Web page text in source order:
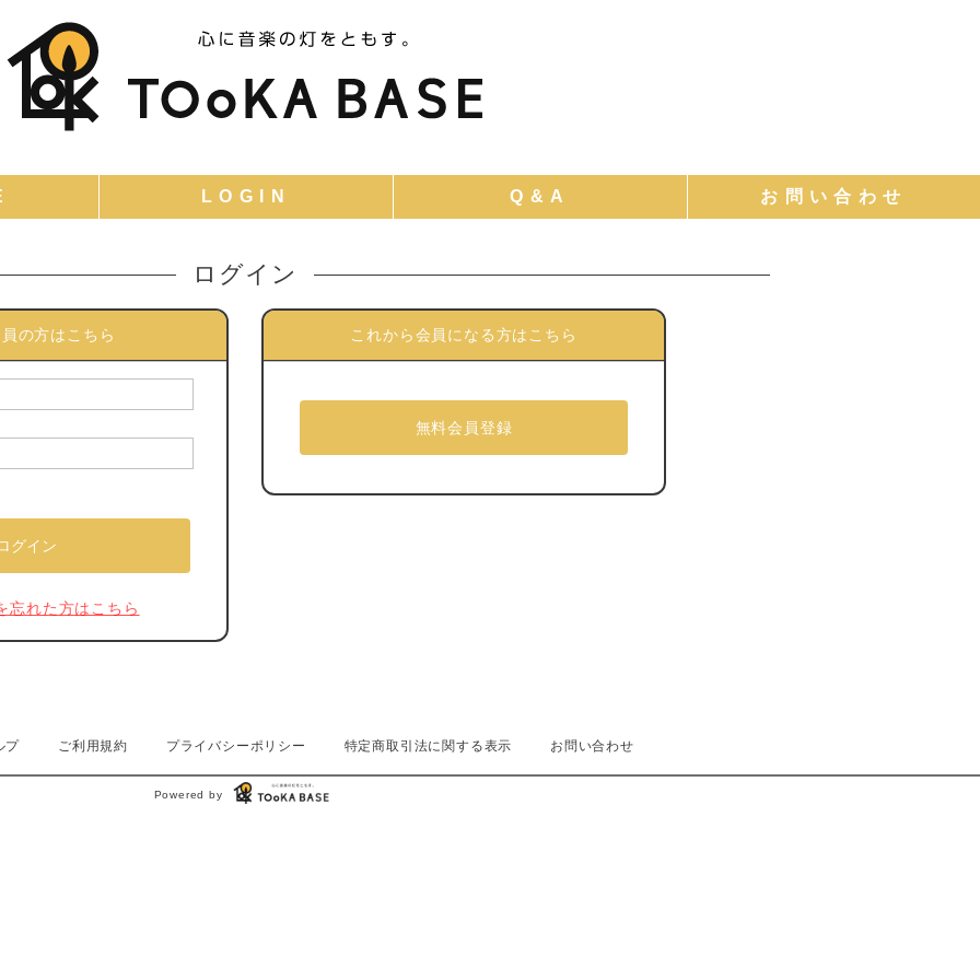
ログイン
の方はこちら
忘れた方はこちら
これから会員になる方はこちら
プ ご利用規約 プライバシーポリシー 特定商取引法に関する表示 お問い合わせ
Powered by